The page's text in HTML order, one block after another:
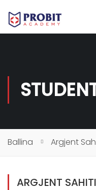
Ballina Argjent
ARGJENT SAHITI